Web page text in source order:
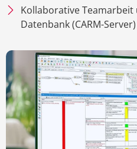
Kollaborative
Datenbank (CARM-Server)